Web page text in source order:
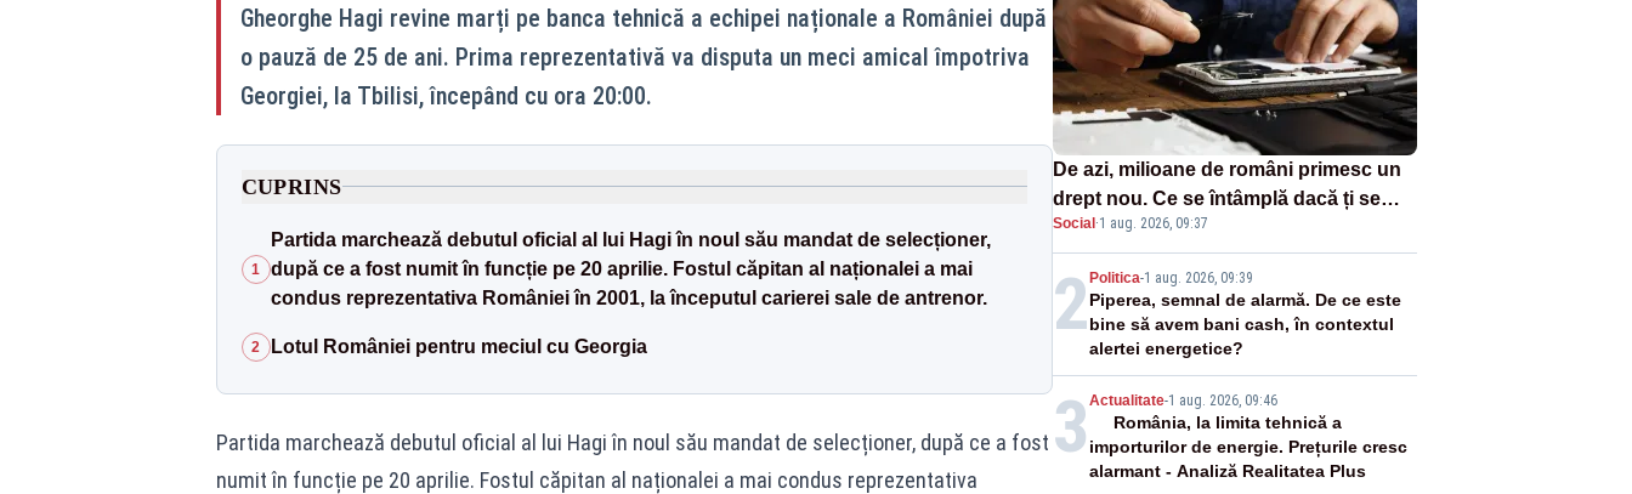
Gheorghe Hagi revine marți pe banca tehnică a echipei naționale a României după
o pauză de 25 de ani. Prima reprezentativă va disputa un meci amical împotriva
Georgiei, la Tbilisi, începând cu ora 20:00.
CUPRINS
1
Partida marchează debutul oficial al lui Hagi în noul său mandat de selecționer,
după ce a fost numit în funcție pe 20 aprilie. Fostul căpitan al naționalei a mai
condus reprezentativa României în 2001, la începutul carierei sale de antrenor.
2 Lotul României pentru meciul cu Georgia
Partida marchează debutul oficial al lui Hagi în noul său mandat de selecționer, după ce a fost
numit în funcție pe 20 aprilie. Fostul căpitan al naționalei a mai condus reprezentativa
De azi, milioane de români primesc un
drept nou. Ce se întâmplă dacă ți se
strică un produs
Social·1 aug. 2026, 09:37
2Politica-1 aug. 2026, 09:39
Piperea, semnal de alarmă. De ce este
bine să avem bani cash, în contextul
alertei energetice?
3 Actualitate-1 aug. 2026, 09:46
România, la limita tehnică a
importurilor de energie. Prețurile cresc
alarmant - Analiză Realitatea Plus